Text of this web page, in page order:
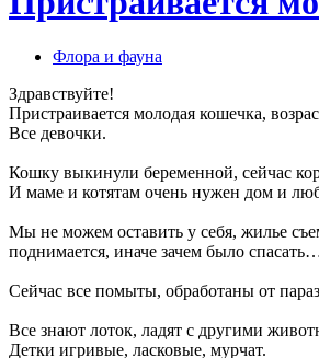
Флора и фауна
Здравствуйте!
Пристраивается молодая кошечка,
Все девочки.
Кошку выкинули беременной, сейчас
И маме и котятам очень нужен дом и
Мы не можем оставить у себя, жилье
поднимается, иначе зачем было
Сейчас все помыты, обработаны от
Все знают лоток, ладят с другими
Детки игривые, ласковые, мурчат.